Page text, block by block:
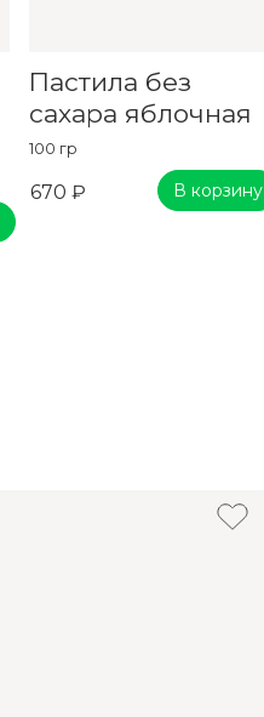
Пастила без
сахара яблочная
100 гр
670 ₽ В корзину